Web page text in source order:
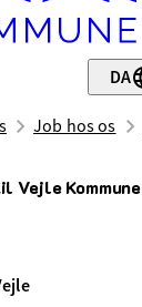
DA
Job hos os
Vejle Kommune